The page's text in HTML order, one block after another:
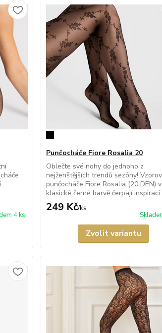
4 ks
Punčocháče Fiore Rosalia 20
Oblečte své nohy do jednoho z
nejženštějších trendů sezóny!
punčocháče Fiore Rosalia (20 DEN) v
klasické černé barvě čerpají inspiraci
249 Kč/ks
Zvolit variantu